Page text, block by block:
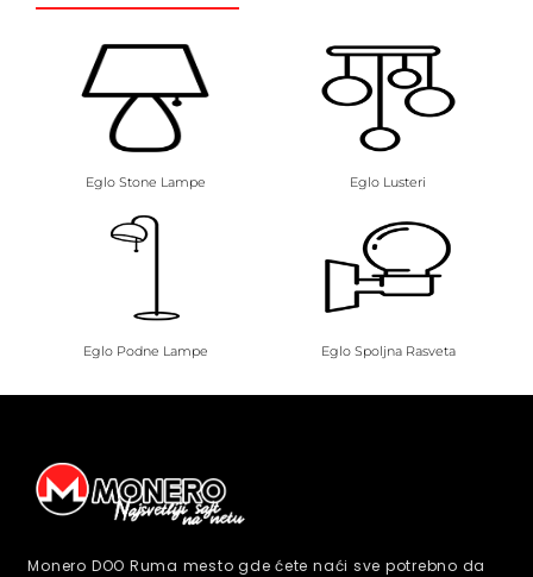
Eglo Stone Lampe Eglo Lusteri
Eglo Podne Lampe Eglo Spoljna Rasveta
Monero DOO Ruma mesto gde ćete naći sve potrebno da